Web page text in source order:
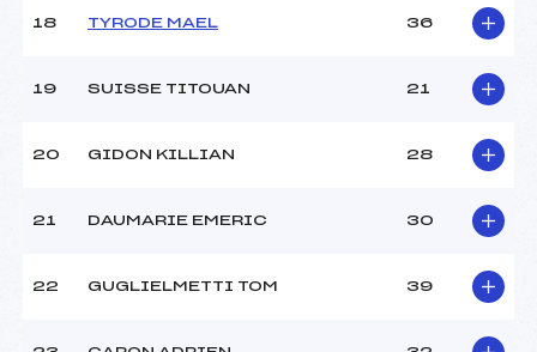
18 TYRODE MAEL 36
19 SUISSE TITOUAN 21
20 GIDON KILLIAN 28
21 DAUMARIE EMERIC 30
22 GUGLIELMETTI TOM 39